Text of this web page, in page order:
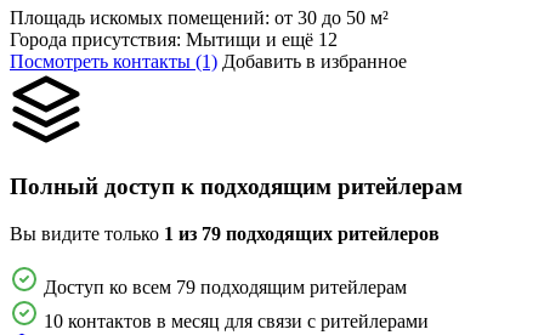
Площадь искомых помещений: от 30 до 50 м²
Города присутствия: Мытищи и ещё 12
Посмотреть контакты (1) Добавить в избранное
Полный доступ к подходящим ритейлерам
Вы видите только 1 из 79 подходящих ритейлеров
Доступ ко всем 79 подходящим ритейлерам
10 контактов в месяц для связи с ритейлерами